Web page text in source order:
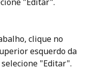
clique no
esquerdo da
"Editar".